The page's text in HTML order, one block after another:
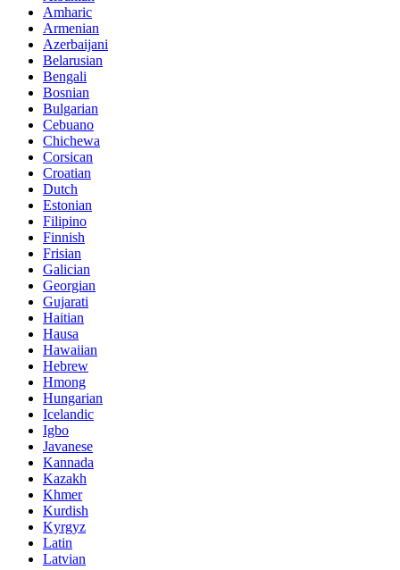
Amharic
Armenian
Azerbaijani
Belarusian
Bengali
Bosnian
Bulgarian
Cebuano
Chichewa
Corsican
Croatian
Dutch
Estonian
Filipino
Finnish
Frisian
Galician
Georgian
Gujarati
Haitian
Hausa
Hawaiian
Hebrew
Hmong
Hungarian
Icelandic
Igbo
Javanese
Kannada
Kazakh
Khmer
Kurdish
Kyrgyz
Latin
Latvian